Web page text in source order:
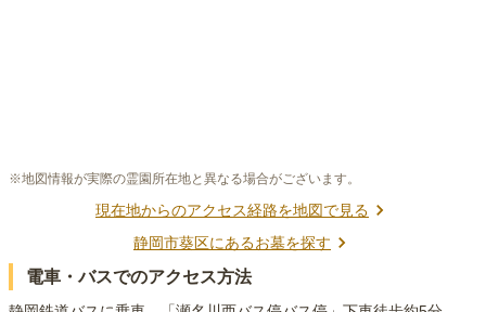
※地図情報が実際の霊園所在地と異なる場合がございます。
現在地からのアクセス経路を地図で見る
静岡市葵区にあるお墓を探す
電車・バスでのアクセス方法